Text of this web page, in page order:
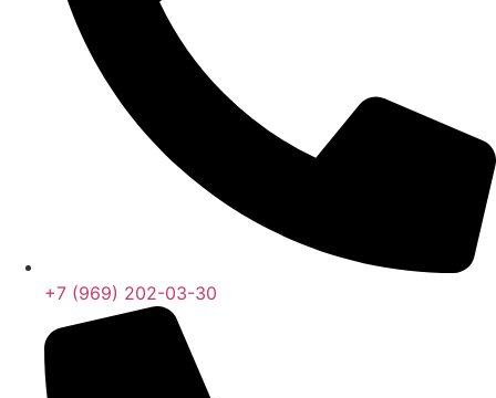
+7 (969) 202-03-30